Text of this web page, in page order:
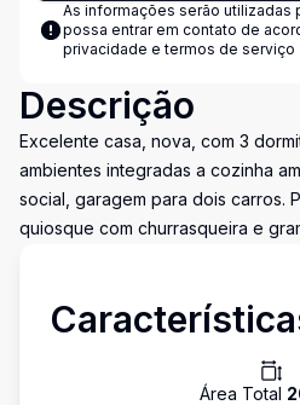
As informações serão utilizadas
possa entrar em contato de
privacidade e termos de serviço
Descrição
Excelente casa, nova, com 3
ambientes integradas a cozinha
social, garagem para dois carros.
quiosque com churrasqueira e
Área Total